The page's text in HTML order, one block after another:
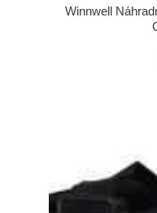
Winnwell